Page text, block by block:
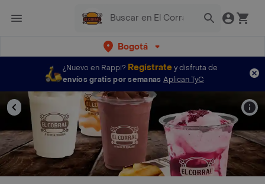
Bogotá
¿Nuevo en Rappi? Regístratey disfruta de
envíos gratis por semanas Aplican TyC